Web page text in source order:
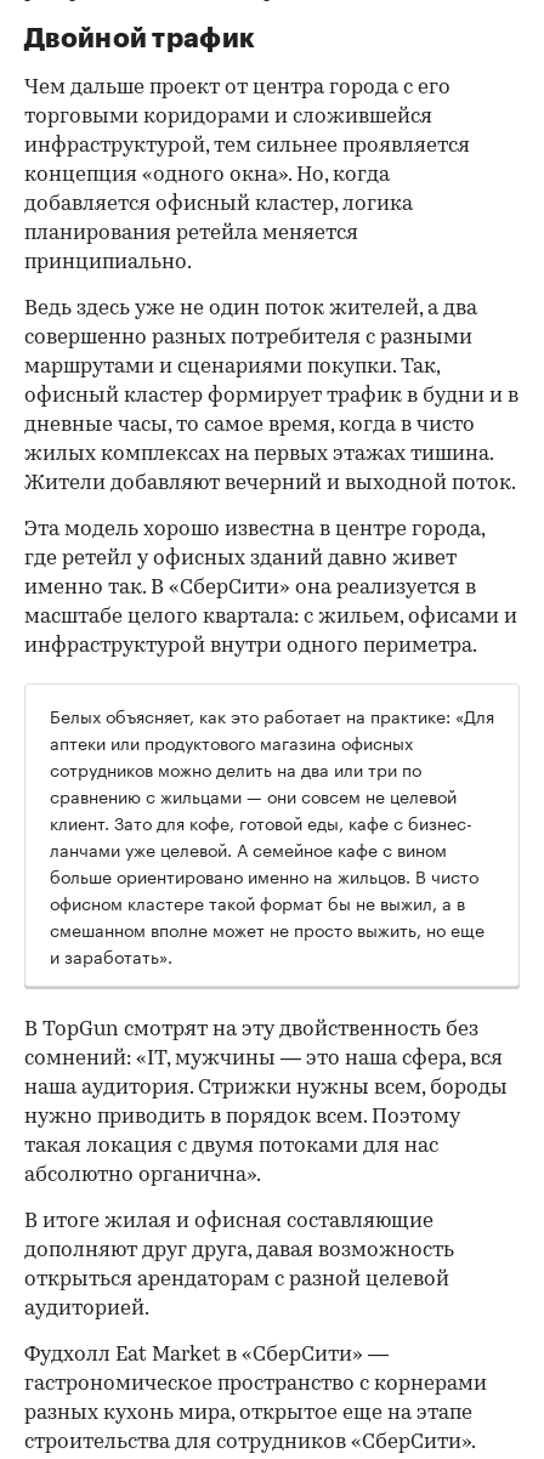
Двойной трафик
Чем дальше проект от центра города с его
торговыми коридорами и сложившейся
инфраструктурой, тем сильнее проявляется
концепция «одного окна». Но, когда
добавляется офисный кластер, логика
планирования ретейла меняется
принципиально.
Ведь здесь уже не один поток жителей, а два
совершенно разных потребителя с разными
маршрутами и сценариями покупки. Так,
офисный кластер формирует трафик в будни и в
дневные часы, то самое время, когда в чисто
жилых комплексах на первых этажах тишина.
Жители добавляют вечерний и выходной поток.
Эта модель хорошо известна в центре города,
где ретейл у офисных зданий давно живет
именно так. В «СберСити» она реализуется в
масштабе целого квартала: с жильем, офисами и
инфраструктурой внутри одного периметра.
Белых объясняет, как это работает на практике: «Для
аптеки или продуктового магазина офисных
сотрудников можно делить на два или три по
сравнению с жильцами — они совсем не целевой
клиент. Зато для кофе, готовой еды, кафе с бизнес-
ланчами уже целевой. А семейное кафе с вином
больше ориентировано именно на жильцов. В чисто
офисном кластере такой формат бы не выжил, а в
смешанном вполне может не просто выжить, но еще
и заработать».
В TopGun смотрят на эту двойственность без
сомнений: «IT, мужчины — это наша сфера, вся
наша аудитория. Стрижки нужны всем, бороды
нужно приводить в порядок всем. Поэтому
такая локация с двумя потоками для нас
абсолютно органична».
В итоге жилая и офисная составляющие
дополняют друг друга, давая возможность
открыться арендаторам с разной целевой
аудиторией.
Фудхолл Eat Market в «СберСити» —
гастрономическое пространство с корнерами
разных кухонь мира, открытое еще на этапе
строительства для сотрудников «СберСити».